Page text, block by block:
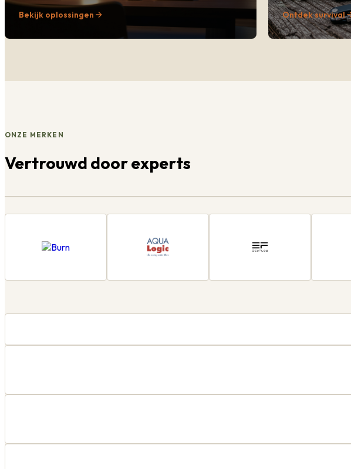
Bekijk oplossingen Ontdek survival
ONZE MERKEN
Vertrouwd door experts